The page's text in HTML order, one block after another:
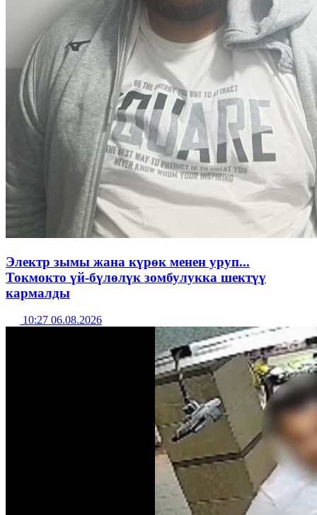
Электр зымы жана күрөк менен уруп...
Токмокто үй-бүлөлүк зомбулукка шектүү
кармалды
10:27 06.08.2026